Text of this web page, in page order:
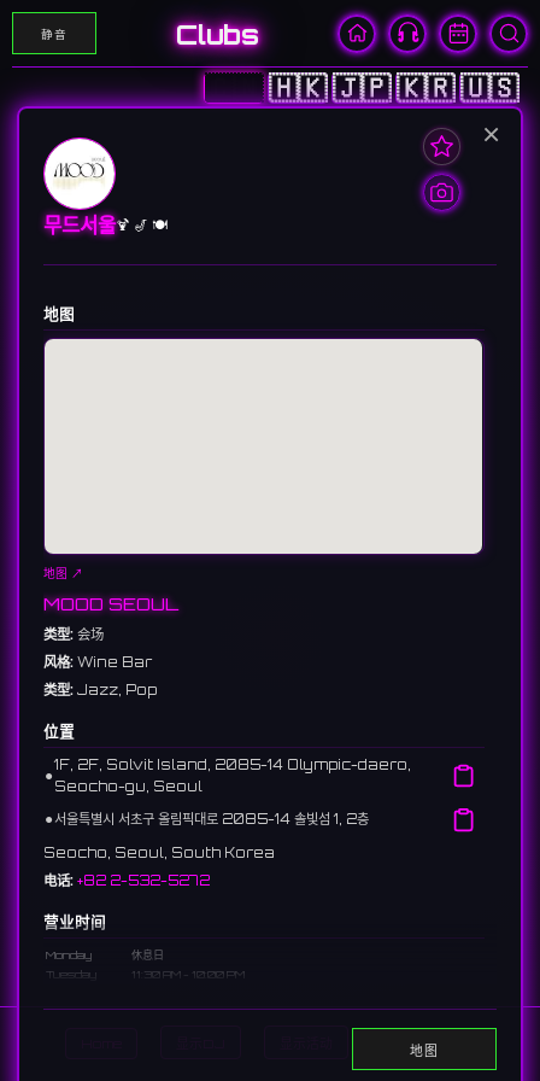
静音 Clubs
🇨🇳🇭🇰🇯🇵🇰🇷🇺🇸
Search
×
무드서울🍹 🎷 🍽️
地图
地图 ↗
MOOD SEOUL
类型: 会场
风格: Wine Bar
类型: Jazz, Pop
位置
⚫︎
1F, 2F, Solvit Island, 2085-14 Olympic-daero,
Seocho-gu, Seoul
⚫︎서울특별시 서초구 올림픽대로 2085-14 솔빛섬 1, 2층
Seocho, Seoul, South Korea
电话: +82 2-532-5272
营业时间
Monday
休息日
Tuesday
11:30 AM - 10:00 PM
Thursday
11:30 AM - 10:00 PM
地图